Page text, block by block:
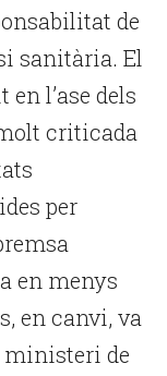
de
sanitària. El
l’ase dels
criticada
per
en menys
en canvi, va
ministeri de